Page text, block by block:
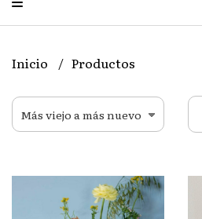
Inicio Productos